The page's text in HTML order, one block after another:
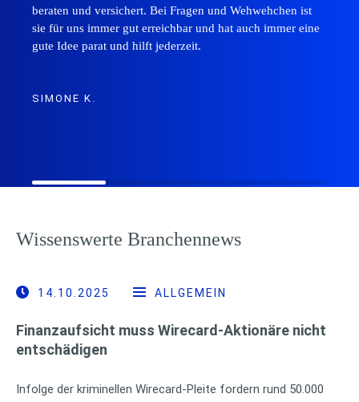
beraten und versichert. Bei Fragen und Wehwehchen ist
sie für uns immer gut erreichbar und hat auch immer eine
gute Idee parat und hilft jederzeit.
SIMONE K.
Wissenswerte Branchennews
14.10.2025 ALLGEMEIN
Finanzaufsicht muss Wirecard-Aktionäre nicht
entschädigen
Infolge der kriminellen Wirecard-Pleite fordern rund 50.000